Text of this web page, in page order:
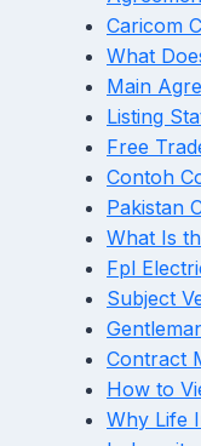
Caricom
What
Main
Listing
Free
Contoh
Pakistan
What Is
Fpl
Subject
Contract
How to
Why Life